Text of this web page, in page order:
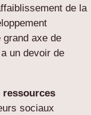
de la
grand axe de
un devoir de
ressources
sociaux